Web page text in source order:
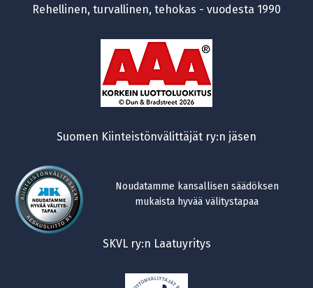
Rehellinen, turvallinen, tehokas - vuodesta 1990
Suomen Kiinteistönvälittäjät ry:n jäsen
Noudatamme kansallisen säädöksen
mukaista hyvää välitystapaa
SKVL ry:n Laatuyritys